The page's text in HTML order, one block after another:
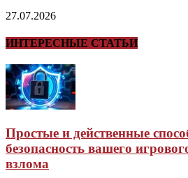
27.07.2026
ИНТЕРЕСНЫЕ СТАТЬИ
Простые и действенные
безопасность вашего
взлома